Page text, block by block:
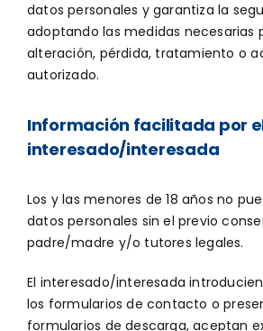
datos personales y garantiza la
adoptando las medidas necesarias
alteración, pérdida, tratamiento o
autorizado.
Información facilitada por
interesado/interesada
Los y las menores de 18 años no
datos personales sin el previo
padre/madre y/o tutores legales.
El interesado/interesada
los formularios de contacto o
formularios de descarga, aceptan